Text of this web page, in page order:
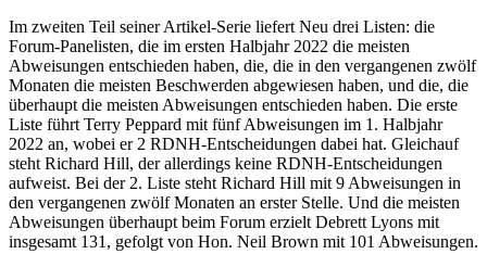
Im zweiten Teil seiner Artikel-Serie liefert Neu drei Listen: die
Forum-Panelisten, die im ersten Halbjahr 2022 die meisten
Abweisungen entschieden haben, die, die in den vergangenen zwölf
Monaten die meisten Beschwerden abgewiesen haben, und die, die
überhaupt die meisten Abweisungen entschieden haben. Die erste
Liste führt Terry Peppard mit fünf Abweisungen im 1. Halbjahr
2022 an, wobei er 2 RDNH-Entscheidungen dabei hat. Gleichauf
steht Richard Hill, der allerdings keine RDNH-Entscheidungen
aufweist. Bei der 2. Liste steht Richard Hill mit 9 Abweisungen in
den vergangenen zwölf Monaten an erster Stelle. Und die meisten
Abweisungen überhaupt beim Forum erzielt Debrett Lyons mit
insgesamt 131, gefolgt von Hon. Neil Brown mit 101 Abweisungen.